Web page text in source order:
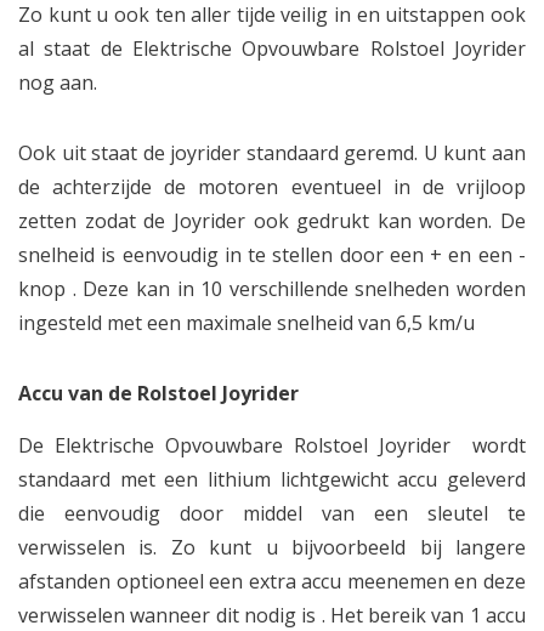
Zo kunt u ook ten aller tijde veilig in en uitstappen ook
al staat de Elektrische Opvouwbare Rolstoel Joyrider
nog aan.
Ook uit staat de joyrider standaard geremd. U kunt aan
de achterzijde de motoren eventueel in de vrijloop
zetten zodat de Joyrider ook gedrukt kan worden. De
snelheid is eenvoudig in te stellen door een + en een -
knop . Deze kan in 10 verschillende snelheden worden
ingesteld met een maximale snelheid van 6,5 km/u
Accu van de Rolstoel Joyrider
De Elektrische Opvouwbare Rolstoel Joyrider wordt
standaard met een lithium lichtgewicht accu geleverd
die eenvoudig door middel van een sleutel te
verwisselen is. Zo kunt u bijvoorbeeld bij langere
afstanden optioneel een extra accu meenemen en deze
verwisselen wanneer dit nodig is . Het bereik van 1 accu